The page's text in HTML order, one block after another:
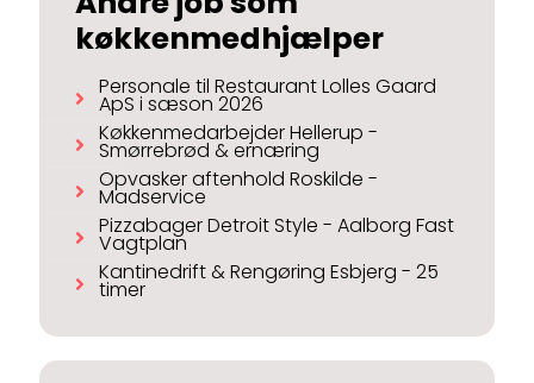
køkkenmedhjælper
Personale til Restaurant Lolles Gaard
ApS i sæson 2026
Køkkenmedarbejder Hellerup -
Smørrebrød & ernæring
Opvasker aftenhold Roskilde -
Madservice
Pizzabager Detroit Style - Aalborg Fast
Vagtplan
Kantinedrift & Rengøring Esbjerg - 25
timer